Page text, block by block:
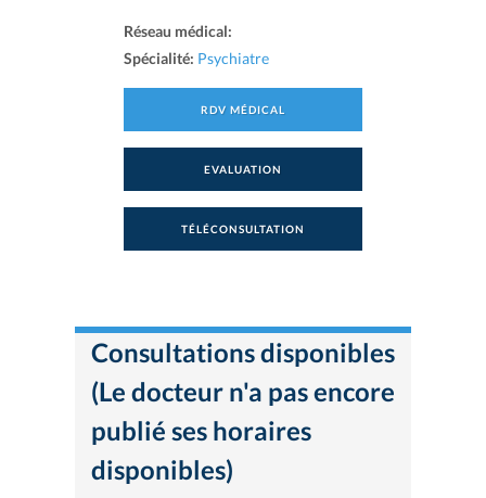
Réseau médical:
Spécialité: Psychiatre
RDV MÉDICAL
EVALUATION
TÉLÉCONSULTATION
Consultations disponibles
(Le docteur n'a pas encore
publié ses horaires
disponibles)